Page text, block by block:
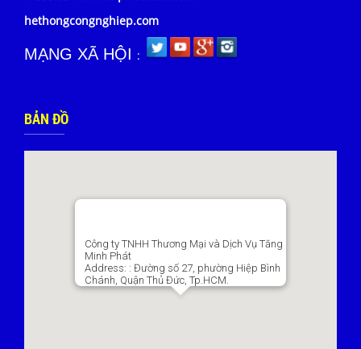
hethongcongnghiep.com
MẠNG XÃ HỘI :
BẢN ĐỒ
Công ty TNHH Thương Mại và Dịch Vụ Tăng
Minh Phát
Address: : Đường số 27, phường Hiệp Bình
Chánh, Quận Thủ Đức, Tp.HCM.